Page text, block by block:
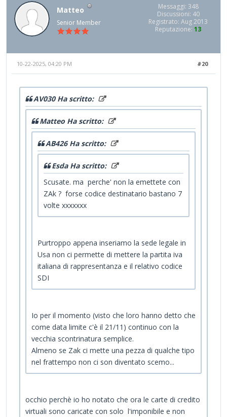
Matteo
Senior Member
Messaggi: 348
Discussioni: 40
Registrato: Aug 2013
Reputazione: 13
#20
10-22-2025, 04:20 PM
AV030 Ha scritto:
Matteo Ha scritto:
AB426 Ha scritto:
Esda Ha scritto:
Scusate. ma perche' non la emettete con
ZAk ? forse codice destinatario bastano 7
volte xxxxxxx
Purtroppo appena inseriamo la sede legale in
Usa non ci permette di mettere la partita iva
italiana di rappresentanza e il relativo codice
SDI
Io per il momento (visto che loro hanno detto che
come data limite c'è il 21/11) continuo con la
vecchia scontrinatura semplice.
Almeno se Zak ci mette una pezza di qualche tipo
nel frattempo non ci son diventato scemo...
occhio perchè io ho notato che ora le carte di credito
virtuali sono caricate con solo l'imponibile e non